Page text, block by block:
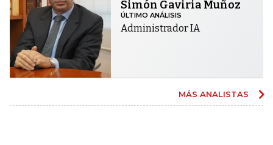
Simón Gaviria Muñoz
ÚLTIMO ANÁLISIS
Administrador IA
MÁS ANALISTAS